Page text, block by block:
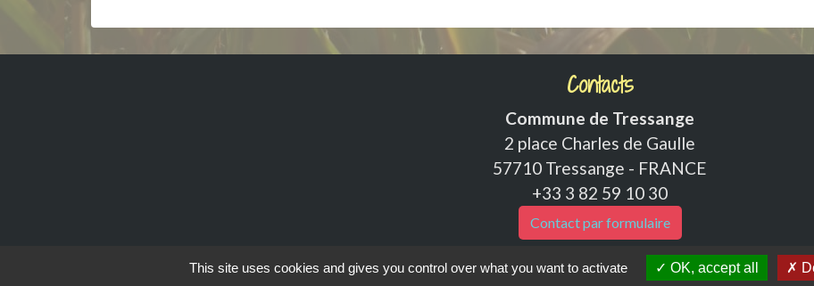
Contacts
Commune de Tressange
2 place Charles de Gaulle
57710 Tressange - FRANCE
+33 3 82 59 10 30
Contact par formulaire
This site uses cookies and gives you control over what you want to activate OK, accept all